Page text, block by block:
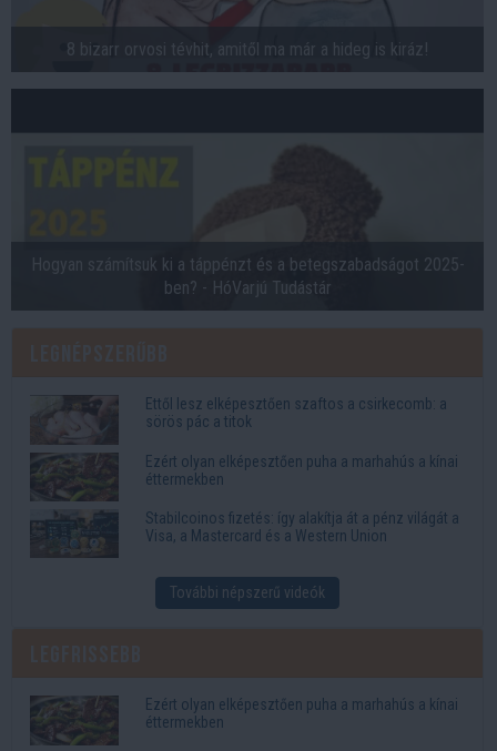
8 bizarr orvosi tévhit, amitől ma már a hideg is kiráz!
Hogyan számítsuk ki a táppénzt és a betegszabadságot 2025-
ben? - HóVarjú Tudástár
Ettől lesz elképesztően szaftos a csirkecomb: a
sörös pác a titok
Ezért olyan elképesztően puha a marhahús a kínai
éttermekben
Stabilcoinos fizetés: így alakítja át a pénz világát a
Visa, a Mastercard és a Western Union
További népszerű videók
Ezért olyan elképesztően puha a marhahús a kínai
éttermekben